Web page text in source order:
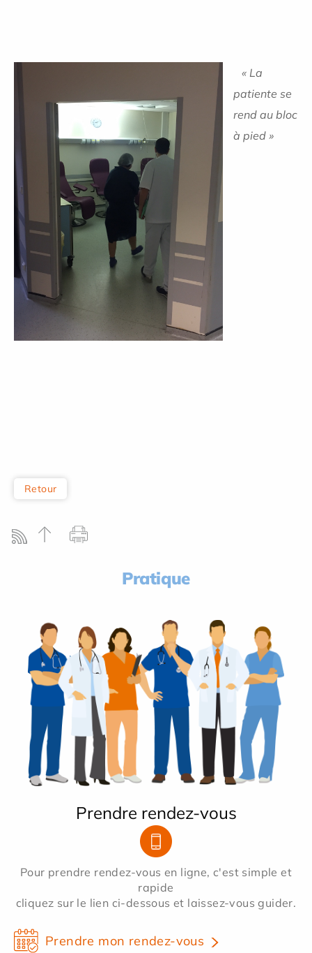
« La
patiente se
rend au bloc
à pied »
Retour
Pratique
Prendre rendez-vous
Pour prendre rendez-vous en ligne, c'est simple et
rapide
cliquez sur le lien ci-dessous et laissez-vous guider.
Prendre mon rendez-vous